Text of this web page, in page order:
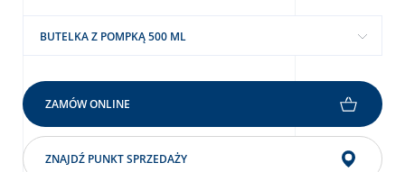
BUTELKA Z POMPKĄ 500 ML
ZAMÓW ONLINE
ZNAJDŹ PUNKT SPRZEDAŻY